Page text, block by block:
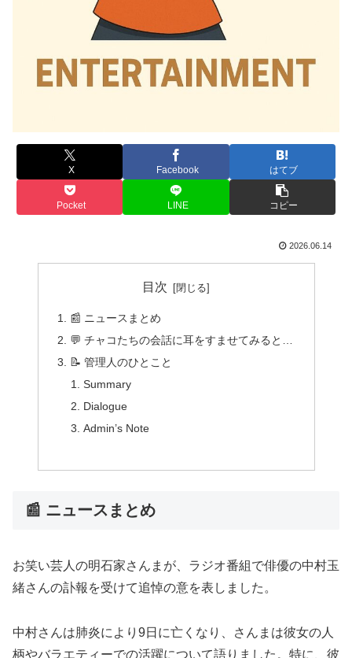
X Facebook はてブ
Pocket LINE コピー
2026.06.14
目次
📰 ニュースまとめ
💬 チャコたちの会話に耳をすませてみると…
📝 管理人のひとこと
Summary
Dialogue
Admin’s Note
📰 ニュースまとめ
お笑い芸人の明石家さんまが、ラジオ番組で俳優の中村玉
緒さんの訃報を受けて追悼の意を表しました。
中村さんは肺炎により9日に亡くなり、さんまは彼女の人
柄やバラエティーでの活躍について語りました。特に、彼